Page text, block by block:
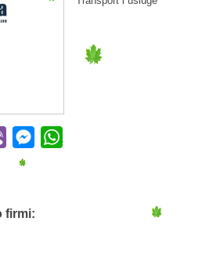
Viber Messenger
firmi: